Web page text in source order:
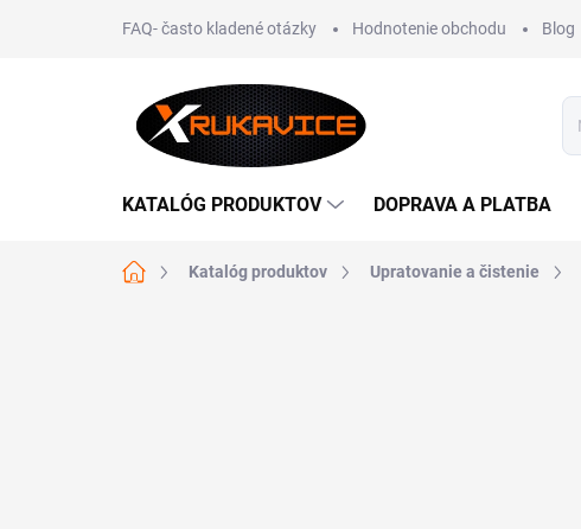
FAQ- často kladené otázky Hodnotenie obchodu Blog
KATALÓG PRODUKTOV DOPRAVA A PLATBA
DomovKatalóg produktov Upratovanie a čistenie